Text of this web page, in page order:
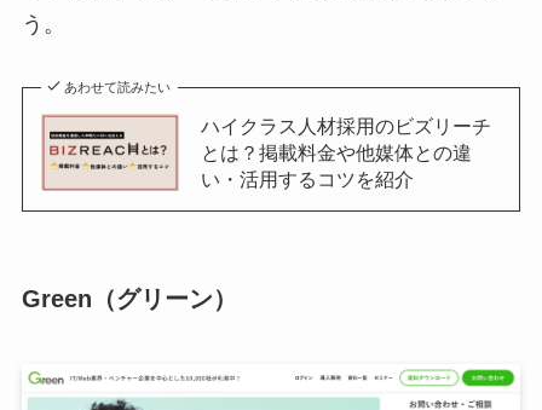
う。
あわせて読みたい
ハイクラス人材採用のビズリーチ
とは？掲載料金や他媒体との違
い・活用するコツを紹介
Green（グリーン）